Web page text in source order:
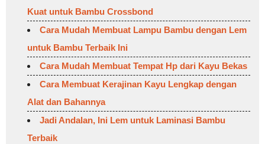
Kuat untuk Bambu Crossbond
Cara Mudah Membuat Lampu Bambu dengan Lem
untuk Bambu Terbaik Ini
Cara Mudah Membuat Tempat Hp dari Kayu Bekas
Cara Membuat Kerajinan Kayu Lengkap dengan
Alat dan Bahannya
Jadi Andalan, Ini Lem untuk Laminasi Bambu
Terbaik